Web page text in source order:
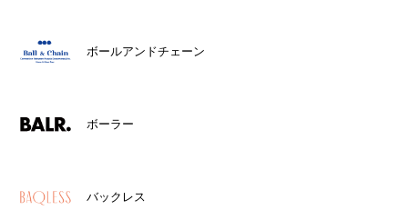
ボールアンドチェーン
ボーラー
バックレス